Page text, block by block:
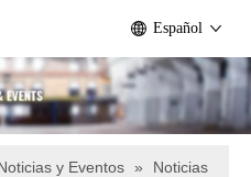
Español
y Eventos »
Noticias